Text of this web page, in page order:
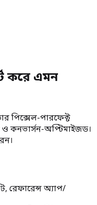
করে এমন
পিক্সেল-পারফেক্ট
ও কনভার্সন-অপ্টিমাইজড।
রেফারেন্স অ্যাপ/